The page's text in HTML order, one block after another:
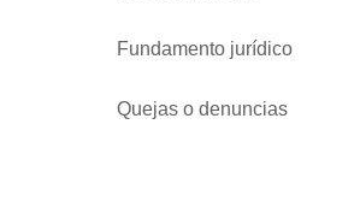
Fundamento jurídico
Quejas o denuncias